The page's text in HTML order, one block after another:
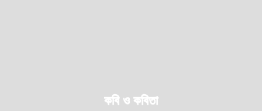
কবি ও কবিতা